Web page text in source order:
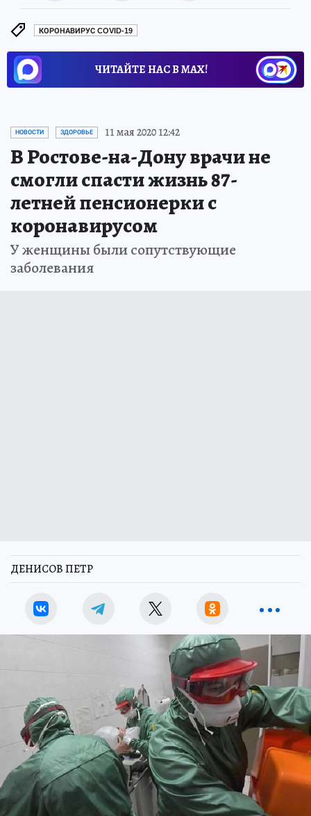
КОРОНАВИРУС COVID-19
ЧИТАЙТЕ НАС В МАХ!
НОВОСТИ ЗДОРОВЬЕ 11 мая 2020 12:42
В Ростове-на-Дону врачи не
смогли спасти жизнь 87-
летней пенсионерки с
коронавирусом
У женщины были сопутствующие
заболевания
ДЕНИСОВ ПЕТР